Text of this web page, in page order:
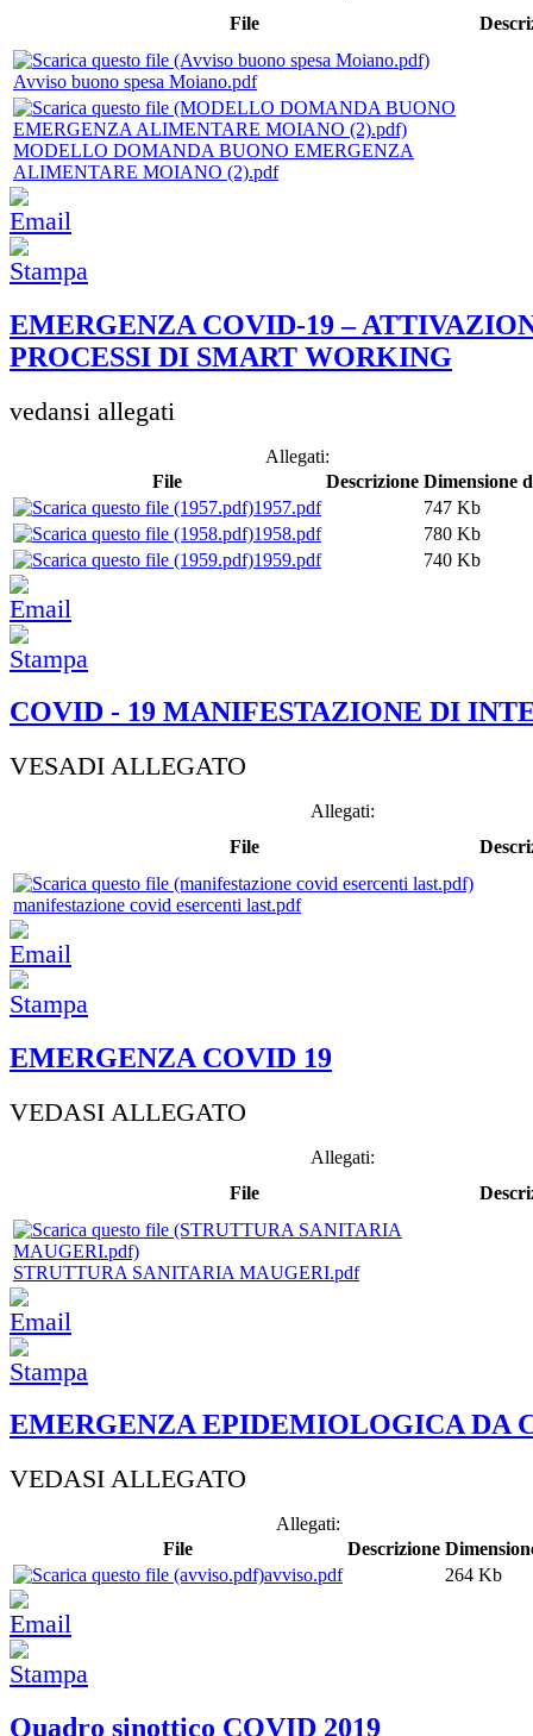
File
Avviso buono spesa Moiano.pdf
MODELLO DOMANDA BUONO EMERGENZA
ALIMENTARE MOIANO (2).pdf
EMERGENZA COVID-19 –
PROCESSI DI SMART WORKING
vedansi allegati
Allegati:
File
Descrizione Dimensione
1957.pdf
747 Kb
1958.pdf
780 Kb
1959.pdf
740 Kb
COVID - 19 MANIFESTAZIONE DI
VESADI ALLEGATO
Allegati:
File
manifestazione covid esercenti last.pdf
EMERGENZA COVID 19
VEDASI ALLEGATO
Allegati:
File
STRUTTURA SANITARIA MAUGERI.pdf
EMERGENZA EPIDEMIOLOGICA DA
VEDASI ALLEGATO
Allegati:
File
Descrizione
avviso.pdf
264 Kb
Quadro sinottico COVID 2019